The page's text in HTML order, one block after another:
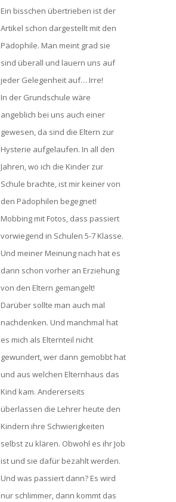
Ein bisschen übertrieben ist der
Artikel schon dargestellt mit den
Pädophile. Man meint grad sie
sind überall und lauern uns auf
jeder Gelegenheit auf… Irre!
In der Grundschule wäre
angeblich bei uns auch einer
gewesen, da sind die Eltern zur
Hysterie aufgelaufen. In all den
Jahren, wo ich die Kinder zur
Schule brachte, ist mir keiner von
den Pädophilen begegnet!
Mobbing mit Fotos, dass passiert
vorwiegend in Schulen 5-7 Klasse.
Und meiner Meinung nach hat es
dann schon vorher an Erziehung
von den Eltern gemangelt!
Darüber sollte man auch mal
nachdenken. Und manchmal hat
es mich als Elternteil nicht
gewundert, wer dann gemobbt hat
und aus welchen Elternhaus das
Kind kam. Andererseits
überlassen die Lehrer heute den
Kindern ihre Schwierigkeiten
selbst zu klären. Obwohl es ihr Job
ist und sie dafür bezahlt werden.
Und was passiert dann? Es wird
nur schlimmer, dann kommt das